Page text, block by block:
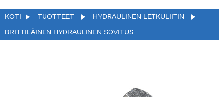
KOTI TUOTTEET
HYDRAULINEN LETKULIITIN
BRITTILÄINEN HYDRAULINEN SOVITUS